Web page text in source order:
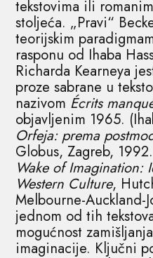
tekstovima ili
stoljeća. „Pravi“
teorijskim
rasponu od Ihaba
Richarda Kearneya
proze sabrane u
nazivom Écrits
objavljenim 1965.
Orfeja: prema
Globus, Zagreb,
Wake of Imagination:
Western Culture,
Melbourne-Auckland-
jednom od tih
mogućnost
imaginacije. Ključni